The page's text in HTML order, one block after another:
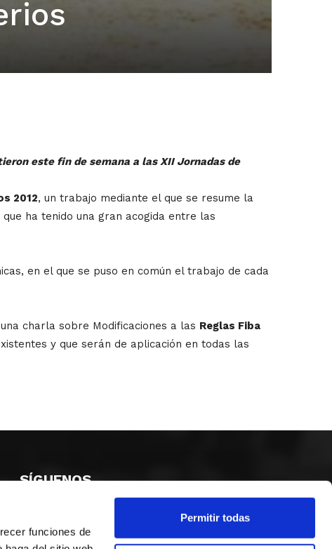
funciones de
Permitir todas
este fin de semana a las XII Jornadas de
2012, un trabajo mediante el que se resume la
que ha tenido una gran acogida entre las
en el que se puso en común el trabajo de cada
charla sobre Modificaciones a las Reglas Fiba
y que serán de aplicación en todas las
SÍGUENOS